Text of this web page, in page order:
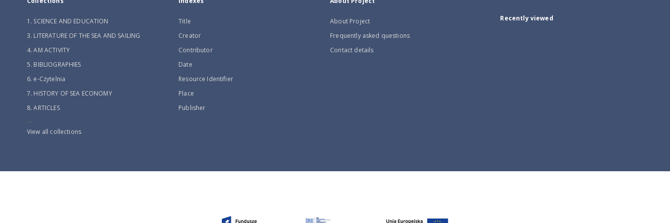
1. SCIENCE AND EDUCATION
3. LITERATURE OF THE SEA AND SAILING
4. AM ACTIVITY
5. BIBLIOGRAPHIES
6. e-Czytelnia
7. HISTORY OF SEA ECONOMY
8. ARTICLES
...
View all collections
Title
Creator
Contributor
Date
Resource Identifier
Place
Publisher
About Project
Frequently asked questions
Contact details
Recently viewed